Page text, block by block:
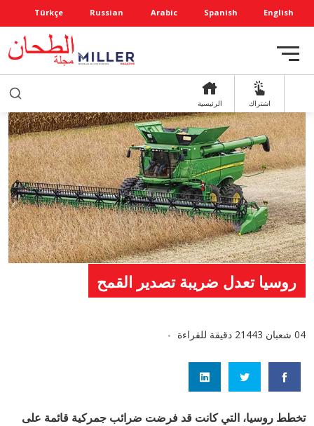
English
Spanish
Arabic
Russian
Türkçe
اشتراك الرئيسية
روسيا تعدل ضريبة تصدير القمح
04 شعبان 1443 2 دقيقة للقراءة
تخطط روسيا، التي كانت قد فرضت ضرائب جمركية قائمة على